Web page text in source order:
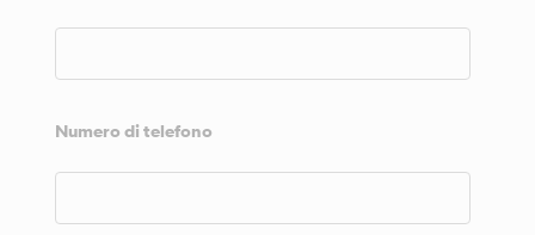
Numero di telefono